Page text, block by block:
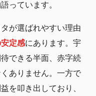
っています。
が選ばれやすい理由
定感にあります。宇
できる半面、赤字続
ありません。一方で
を叩き出しており、